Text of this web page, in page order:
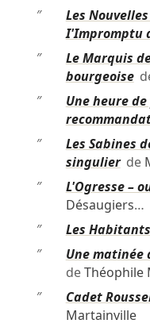
″
Les
I'Impromptu
″
Le Marquis
bourgeoise
″
Une heure
″
Les Sabines
singulierde
″
L'Ogresse –
Désaugiers…
″
Les
″
Une matinée
deThéophile
″
Cadet
Martainville